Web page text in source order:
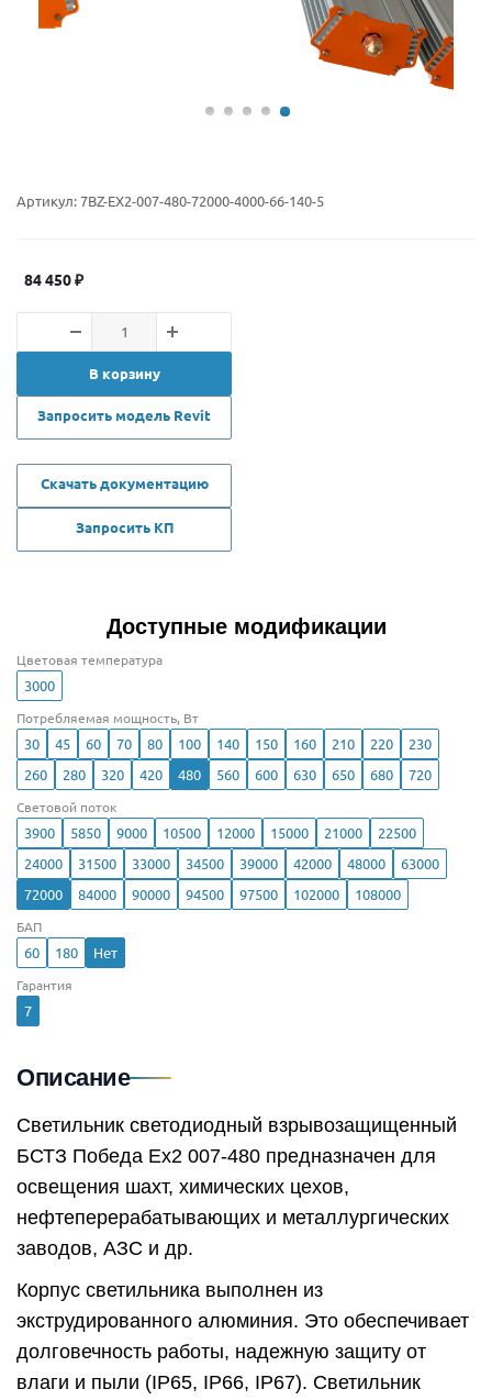
Артикул:7BZ-EX2-007-480-72000-4000-66-140-5
84 450₽
В корзину
Запросить модель Revit
Скачать документацию
Запросить КП
Доступные модификации
Цветовая температура
3000
Потребляемая мощность, Вт
30 45 60 70 80 100 140 150 160 210 220
230
260
280 320 420 480 560 600 630 650 680 720
Световой поток
3900 5850 9000 10500 12000 15000 21000
22500
24000
31500 33000 34500 39000 42000 48000
63000
72000
84000 90000 94500 97500 102000 108000
БАП
60 180 Нет
Гарантия
7
Описание
Светильник светодиодный взрывозащищенный
БСТЗ Победа Ex2 007-480 предназначен для
освещения шахт, химических цехов,
нефтеперерабатывающих и металлургических
заводов, АЗС и др.
Корпус светильника выполнен из
экструдированного алюминия. Это обеспечивает
долговечность работы, надежную защиту от
влаги и пыли (IP65, IP66, IP67). Светильник